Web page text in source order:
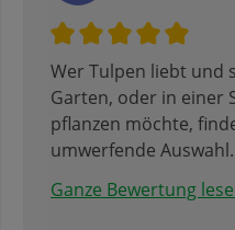
Wer Tulpen liebt und
Garten, oder in einer
pflanzen möchte,
umwerfende Auswahl.
Hier muss man nicht
Bild auf der Packung
Ganze Bewertung